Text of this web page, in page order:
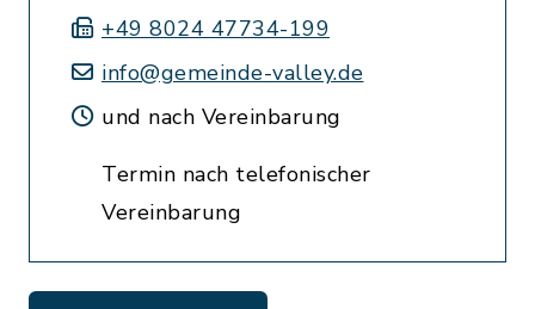
+49 8024 47734-199
info@gemeinde-valley.de
und nach Vereinbarung
Termin nach telefonischer
Vereinbarung